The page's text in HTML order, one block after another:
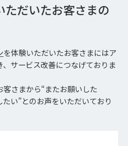
ただいたお客さまの
を体験いただいたお客さまにはア
サービス改善につなげておりま
さまから“またお願いした
い”とのお声をいただいており